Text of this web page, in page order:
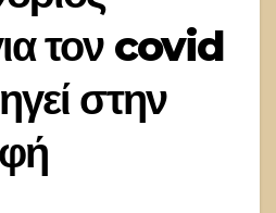
τον covid
στην